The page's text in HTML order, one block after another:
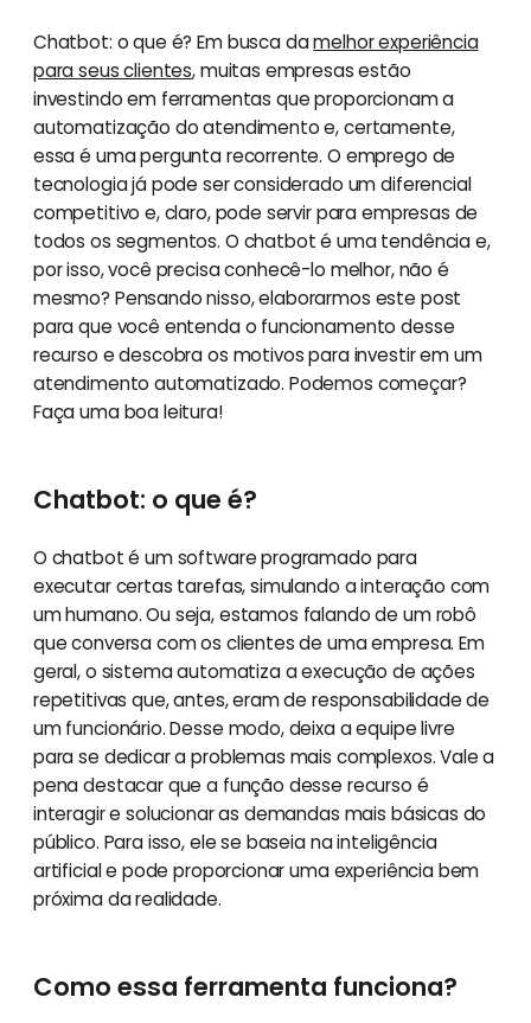
Chatbot: o que é? Em busca damelhor experiência
para seus clientes, muitas empresas estão
investindo em ferramentas que proporcionam a
automatização do atendimento e, certamente,
essa é uma pergunta recorrente. O emprego de
tecnologia já pode ser considerado um diferencial
competitivo e, claro, pode servir para empresas de
todos os segmentos. O chatbot é uma tendência e,
por isso, você precisa conhecê-lo melhor, não é
mesmo? Pensando nisso, elaborarmos este post
para que você entenda o funcionamento desse
recurso e descobra os motivos para investir em um
atendimento automatizado. Podemos começar?
Faça uma boa leitura!
Chatbot: o que é?
O chatbot é um software programado para
executar certas tarefas, simulando a interação com
um humano. Ou seja, estamos falando de um robô
que conversa com os clientes de uma empresa. Em
geral, o sistema automatiza a execução de ações
repetitivas que, antes, eram de responsabilidade de
um funcionário. Desse modo, deixa a equipe livre
para se dedicar a problemas mais complexos. Vale a
pena destacar que a função desse recurso é
interagir e solucionar as demandas mais básicas do
público. Para isso, ele se baseia na inteligência
artificial e pode proporcionar uma experiência bem
próxima da realidade.
Como essa ferramenta funciona?